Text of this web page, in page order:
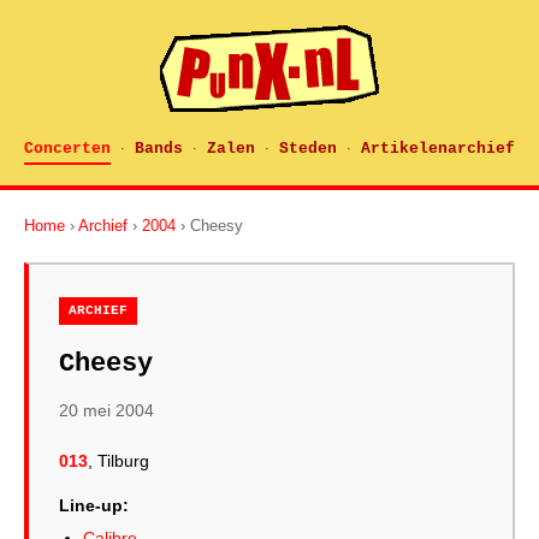
Concerten · Bands · Zalen · Steden · Artikelenarchief
Home › Archief › 2004 › Cheesy
ARCHIEF
Cheesy
20 mei 2004
013 , Tilburg
Line-up: